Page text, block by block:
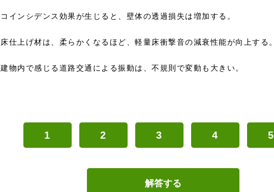
コインシデンス効果が生じると、壁体の透過損失は増加する。
床仕上げ材は、柔らかくなるほど、軽量床衝撃音の減衰性能が向上する。
建物内で感じる道路交通による振動は、不規則で変動も大きい。
1 2 3 4 5
解答する